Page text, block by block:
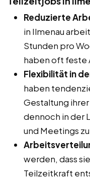
Reduzierte
in Ilmenau
Stunden pro
haben oft feste
Flexibilität in
haben
Gestaltung
dennoch in der
und Meetings
werden, dass
Teilzeitkraft